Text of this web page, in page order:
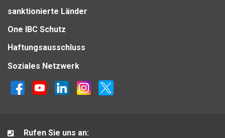
sanktionierte Länder
One IBC Schutz
Haftungsausschluss
Soziales Netzwerk
Rufen Sie uns an: